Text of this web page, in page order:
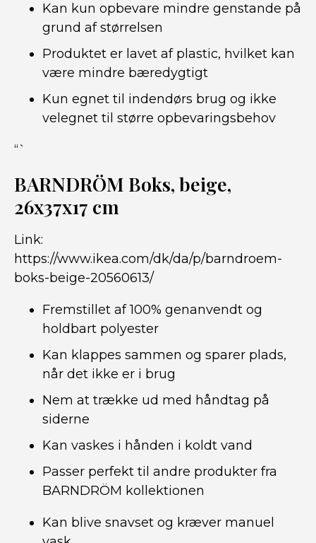
Kan kun opbevare mindre genstande på
grund af størrelsen
Produktet er lavet af plastic, hvilket kan
være mindre bæredygtigt
Kun egnet til indendørs brug og ikke
velegnet til større opbevaringsbehov
“`
BARNDRÖM Boks, beige,
26x37x17 cm
Link:
https://www.ikea.com/dk/da/p/barndroem-
boks-beige-20560613/
Fremstillet af 100% genanvendt og
holdbart polyester
Kan klappes sammen og sparer plads,
når det ikke er i brug
Nem at trække ud med håndtag på
siderne
Kan vaskes i hånden i koldt vand
Passer perfekt til andre produkter fra
BARNDRÖM kollektionen
Kan blive snavset og kræver manuel